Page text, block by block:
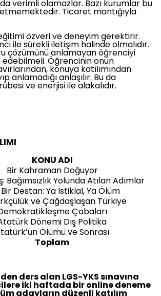
verimli olamazlar. Bazı kurumlar bu
Ticaret mantığıyla
özveri ve deneyim gerektirir.
ile sürekli iletişim halinde olmalıdır.
çözümünü anlamayan öğrenciyi
Öğrencinin onun
konuya katılımından
anlamadığı anlaşılır. Bu da
ve enerjisi ile alakalıdır.
KONU ADI
Bir Kahraman Doğuyor
Bağımsızlık Yolunda Atılan Adımlar
Bir Destan: Ya İstiklal, Ya Ölüm
ve Çağdaşlaşan Türkiye
Çabaları
Dönemi Dış Politika
Ölümü ve Sonrası
Toplam
ders alan LGS-YKS sınavına
iki haftada bir online deneme
adayların düzenli katılım